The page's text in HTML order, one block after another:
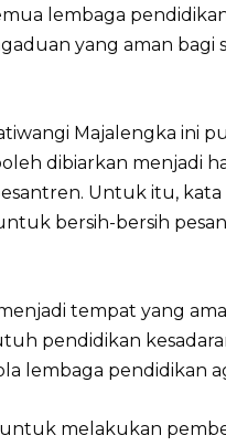
lembaga
yang aman bagi
Majalengka ini
dibiarkan menjadi
Untuk itu, kata
bersih-bersih
tempat yang
pendidikan
lembaga pendidikan
melakukan